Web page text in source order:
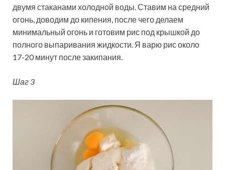
двумя стаканами холодной воды. Ставим на средний
огонь, доводим до кипения, после чего делаем
минимальный огонь и готовим рис под крышкой до
полного выпаривания жидкости. Я варю рис около
17-20 минут после закипания.
Шаг 3